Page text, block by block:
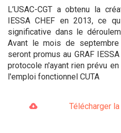
L’USAC-CGT a obtenu la
IESSA CHEF en 2013, ce
significative dans le
Avant le mois de septembre
seront promus au GRAF
protocole n'ayant rien prévu
l'emploi fonctionnel CUTA
Télécharger